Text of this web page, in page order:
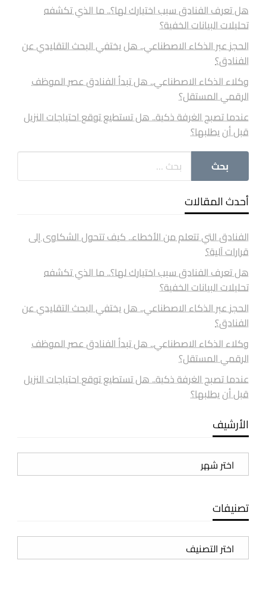
هل تعرف الفنادق سبب اختيارك لها؟.. ما الذي تكشفه
تحليلات البيانات الخفية؟
الحجز عبر الذكاء الاصطناعي.. هل يختفي البحث التقليدي عن
الفنادق؟
وكلاء الذكاء الاصطناعي.. هل تبدأ الفنادق عصر الموظف
الرقمي المستقل؟
عندما تصبح الغرفة ذكية.. هل تستطيع توقع احتياجات النزيل
قبل أن يطلبها؟
أحدث المقالات
الفنادق التي تتعلم من الأخطاء.. كيف تتحول الشكاوى إلى
قرارات آلية؟
هل تعرف الفنادق سبب اختيارك لها؟.. ما الذي تكشفه
تحليلات البيانات الخفية؟
الحجز عبر الذكاء الاصطناعي.. هل يختفي البحث التقليدي عن
الفنادق؟
وكلاء الذكاء الاصطناعي.. هل تبدأ الفنادق عصر الموظف
الرقمي المستقل؟
عندما تصبح الغرفة ذكية.. هل تستطيع توقع احتياجات النزيل
قبل أن يطلبها؟
الأرشيف
الأرشيف
تصنيفات
تصنيفات